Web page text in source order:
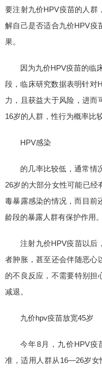
要注射九价HPV疫苗的人群
解自己是否适合九价HPV疫
果。
因为九价HPV疫苗的临
段，临床研究数据表明针对
力，且获益大于风险，进而
16岁的人群，性行为概率比
HPV感染
的几率比较低，通常情
26岁的大部分女性可能已经
毒暴露感染的情况，而目前
龄段的暴露人群有保护作用。
注射九价HPV疫苗以后
者肿胀，甚至还会伴随恶心
的不良反应，不需要特别担
减退。
九价hpv疫苗放宽45岁
今年8月，九价HPV疫
准，适用人群从16—26岁